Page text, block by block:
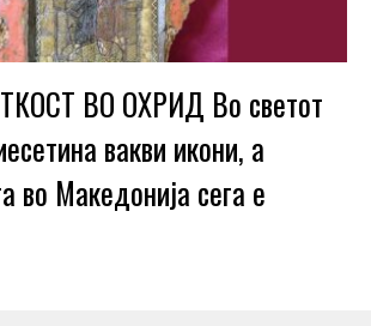
ВО ОХРИД Во светот
вакви икони, а
во Македонија сега е